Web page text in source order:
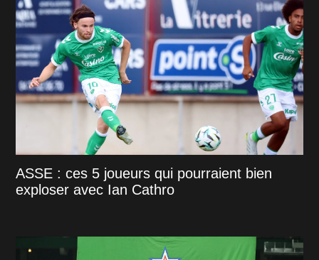
ASSE : ces 5 joueurs qui pourraient bien
exploser avec Ian Cathro